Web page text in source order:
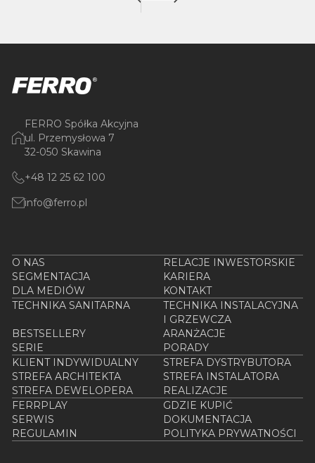
FERRO Spółka Akcyjna
ul. Przemysłowa 7
32-050 Skawina
+48 12 25 62 100
info@ferro.pl
O NAS
RELACJE INWESTORSKIE
SEGMENTACJA
KARIERA
DLA MEDIÓW
KONTAKT
TECHNIKA SANITARNA
TECHNIKA INSTALACYJNA
I GRZEWCZA
BESTSELLERY
ARANŻACJE
SERIE
PORADY
KLIENT INDYWIDUALNY
STREFA DYSTRYBUTORA
STREFA ARCHITEKTA
STREFA INSTALATORA
STREFA DEWELOPERA
REALIZACJE
FERRPLAY
GDZIE KUPIĆ
SERWIS
DOKUMENTACJA
REGULAMIN
POLITYKA PRYWATNOŚCI